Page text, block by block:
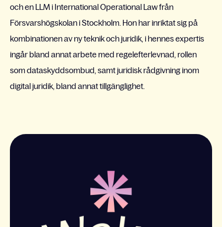
och en LLM i International Operational Law från
Försvarshögskolan i Stockholm. Hon har inriktat sig på
kombinationen av ny teknik och juridik, i hennes expertis
ingår bland annat arbete med regelefterlevnad, rollen
som dataskyddsombud, samt juridisk rådgivning inom
digital juridik, bland annat tillgänglighet.